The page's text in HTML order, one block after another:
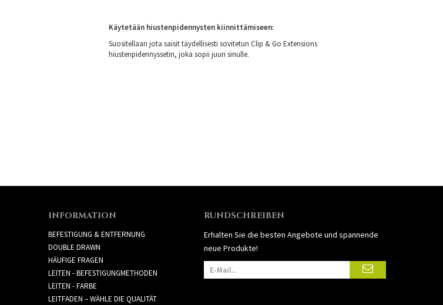
Käytetään hiustenpidennysten kiinnittämiseen:
Suositellaan jota saisit täydellisesti sovitetun Clip & Go Extensions
hiustenpidennyssetin, joka sopii juuri sinulle.
INFORMATION
BEFESTIGUNG & ENTFERNUNG
DOUBLE DRAWN
HÄUFIGE FRAGEN
LEITEN - BEFESTIGUNGMETHODEN
LEITEN - FARBE
LEITFADEN – WÄHLE DIE QUALITÄT
RUNDSCHREIBEN
Erhalten Sie die besten Angebote und spannende
neue Produkte!